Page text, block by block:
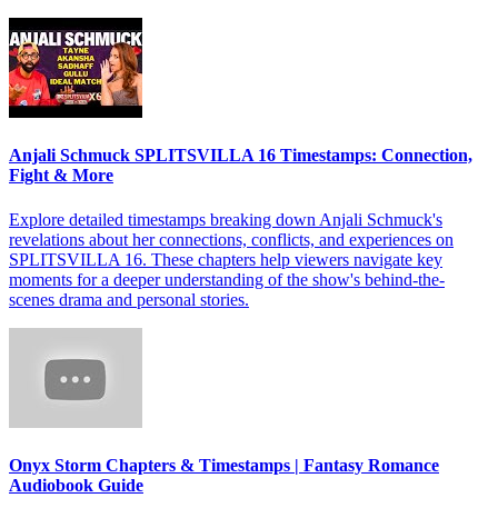
Anjali Schmuck SPLITSVILLA 16 Timestamps: Connection,
Fight & More
Explore detailed timestamps breaking down Anjali Schmuck's
revelations about her connections, conflicts, and experiences on
SPLITSVILLA 16. These chapters help viewers navigate key
moments for a deeper understanding of the show's behind-the-
scenes drama and personal stories.
Onyx Storm Chapters & Timestamps | Fantasy Romance
Audiobook Guide